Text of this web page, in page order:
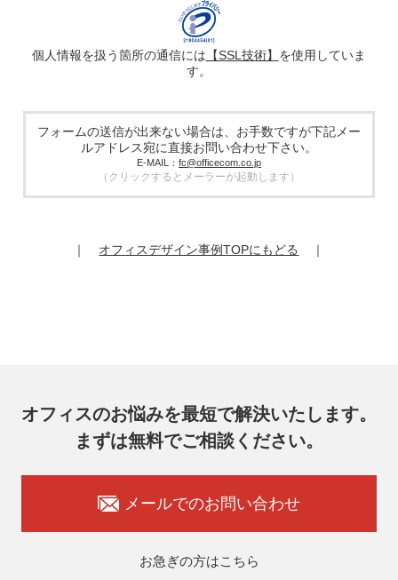
で、広告配信サービス提供事業者に提供する場合がありま
す。提供した個人情報は、広告配信サービス提供事業者のプ
ライバシーポリシーに基づき取り扱われます。
5. 個人情報の取り扱い業務の委託
場合があります。その際、弊社は、個人情報を適切に保護で
きる管理体制を敷き実行していることを条件として委託先を
厳選したうえで、機密保持契約を委託先と締結し、お客様の
個人情報を厳密に管理させます。
提供記録の開示を請求することができます。
7. 個人情報を提供されることの任意性
お客様がご自身の個人情報を弊社に提供されるか否かはお客
は、適切なサービスをご提供できない場合がありますのでご
弊社ウェブサイトでは、利用者が当ウェブサイトを閲覧した
状況の分析のためにCookieを利用していますが、Cookieによ
る個人情報の取得はしていません。
個人情報を扱う箇所の通信には 【SSL技術】 を使用していま
す。
フォームの送信が出来ない場合は、お手数ですが下記メー
ルアドレス宛に直接お問い合わせ下さい。
E-MAIL： fc@officecom.co.jp
（クリックするとメーラーが起動します）
｜ オフィスデザイン事例TOPにもどる ｜
オフィスのお悩みを最短で解決いたします。
まずは無料でご相談ください。
メールでのお問い合わせ
お急ぎの方はこちら